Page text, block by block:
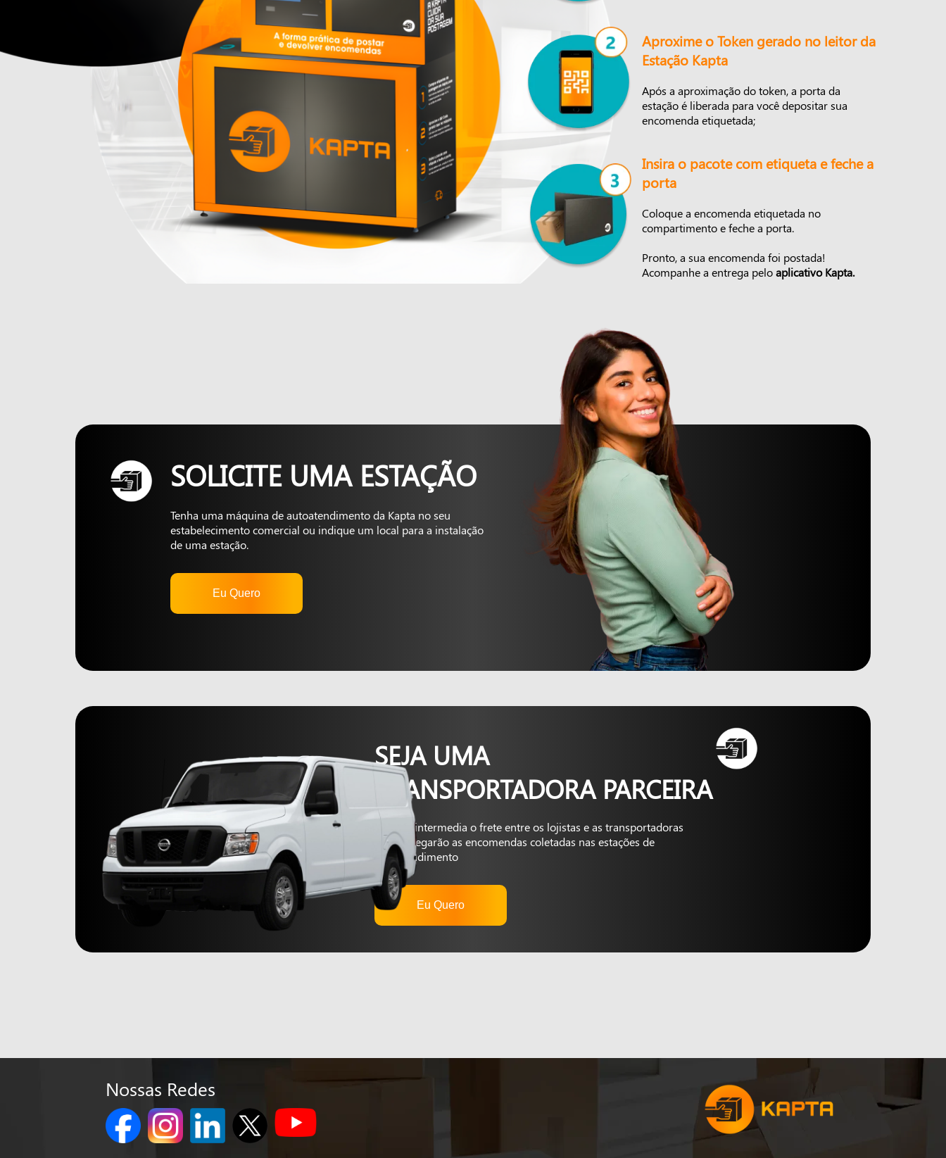
Aproxime o Token gerado no leitor da
Estação Kapta
Após a aproximação do token, a porta da
estação é liberada para você depositar sua
encomenda etiquetada;
Insira o pacote com etiqueta e feche a
porta
Coloque a encomenda etiquetada no
compartimento e feche a porta.
Pronto, a sua encomenda foi postada!
Acompanhe a entrega peloaplicativo Kapta.
SOLICITE UMA ESTAÇÃO
Tenha uma máquina de autoatendimento da Kapta no seu
estabelecimento comercial ou indique um local para a instalação
de uma estação.
Eu Quero
SEJA UMA
TRANSPORTADORA PARCEIRA
A Kapta intermedia o frete entre os lojistas e as transportadoras
que entregarão as encomendas coletadas nas estações de
autoatendimento
Eu Quero
Nossas Redes